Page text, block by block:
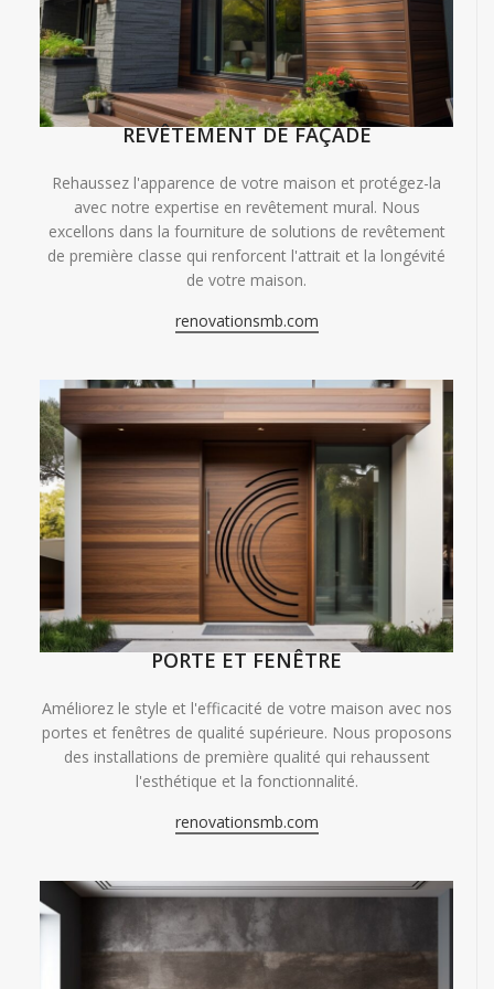
REVÊTEMENT DE FAÇADE
Rehaussez l'apparence de votre maison et protégez-la
avec notre expertise en revêtement mural. Nous
excellons dans la fourniture de solutions de revêtement
de première classe qui renforcent l'attrait et la longévité
de votre maison.
renovationsmb.com
PORTE ET FENÊTRE
Améliorez le style et l'efficacité de votre maison avec nos
portes et fenêtres de qualité supérieure. Nous proposons
des installations de première qualité qui rehaussent
l'esthétique et la fonctionnalité.
renovationsmb.com